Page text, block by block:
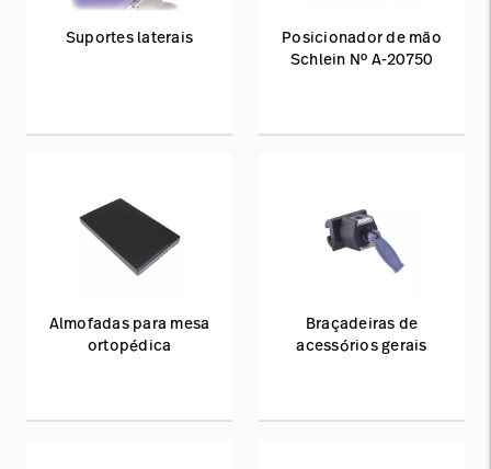
Suportes laterais
Posicionador de mão
Schlein Nº A-20750
Almofadas para mesa
ortopédica
Braçadeiras de
acessórios gerais